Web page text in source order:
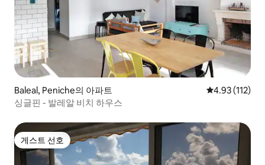
Baleal, Peniche의 아파트 평점 4.93점(5
4.93 (112)
싱글핀 - 발레알 비치 하우스
게스트 선호
게스트 선호